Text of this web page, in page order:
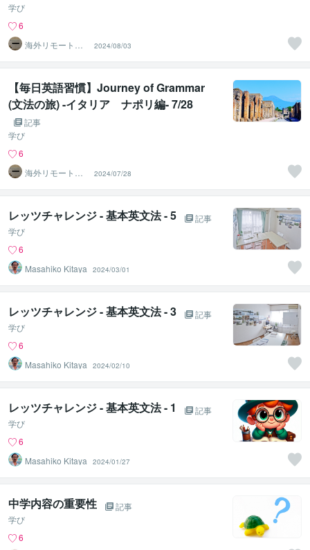
学び
6
海外リモートワ
ークコーチ す
けさん
2024/08/03
【毎日英語習慣】Journey of Grammar
(文法の旅) -イタリア ナポリ編- 7/28
記事
学び
6
海外リモートワ
ークコーチ す
けさん
2024/07/28
レッツチャレンジ - 基本英文法 - 5
記事
学び
6
Masahiko Kitaya
2024/03/01
レッツチャレンジ - 基本英文法 - 3
記事
学び
6
Masahiko Kitaya
2024/02/10
レッツチャレンジ - 基本英文法 - 1
記事
学び
6
Masahiko Kitaya
2024/01/27
中学内容の重要性
記事
学び
6